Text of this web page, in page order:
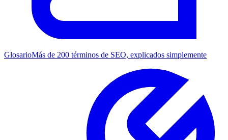
GlosarioMás de 200 términos de SEO, explicados simplemente